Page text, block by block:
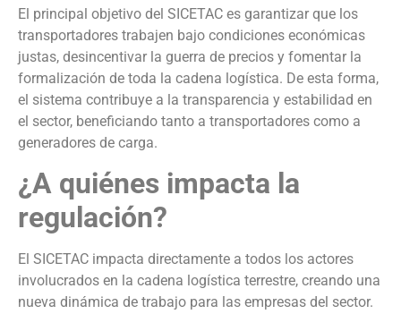
El principal objetivo del SICETAC es garantizar que los
transportadores trabajen bajo condiciones económicas
justas, desincentivar la guerra de precios y fomentar la
formalización de toda la cadena logística. De esta forma,
el sistema contribuye a la transparencia y estabilidad en
el sector, beneficiando tanto a transportadores como a
generadores de carga.
¿A quiénes impacta la
regulación?
El SICETAC impacta directamente a todos los actores
involucrados en la cadena logística terrestre, creando una
nueva dinámica de trabajo para las empresas del sector.